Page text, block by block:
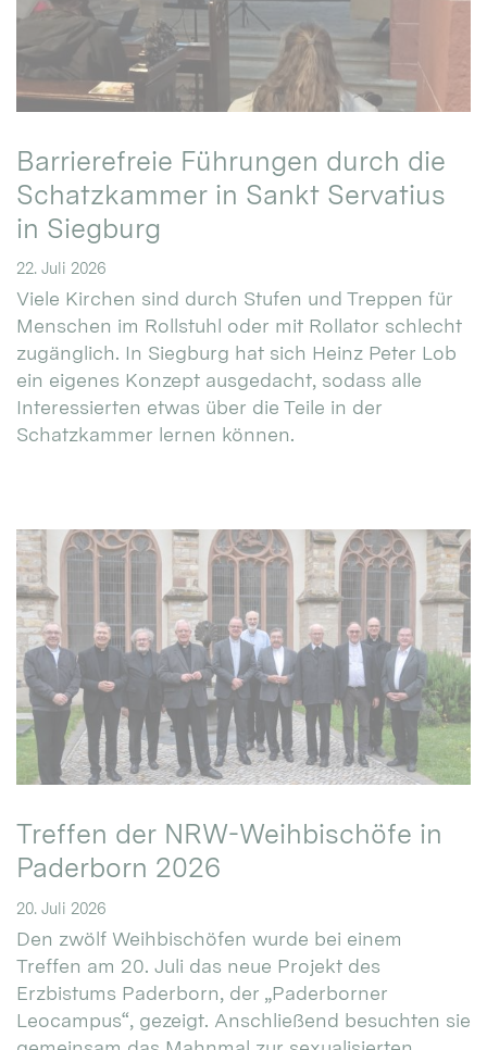
Barrierefreie Führungen durch die
Schatzkammer in Sankt Servatius
in Siegburg
22. Juli 2026
Viele Kirchen sind durch Stufen und Treppen für
Menschen im Rollstuhl oder mit Rollator schlecht
zugänglich. In Siegburg hat sich Heinz Peter Lob
ein eigenes Konzept ausgedacht, sodass alle
Interessierten etwas über die Teile in der
Schatzkammer lernen können.
Treffen der NRW-Weihbischöfe in
Paderborn 2026
20. Juli 2026
Den zwölf Weihbischöfen wurde bei einem
Treffen am 20. Juli das neue Projekt des
Erzbistums Paderborn, der „Paderborner
Leocampus“, gezeigt. Anschließend besuchten sie